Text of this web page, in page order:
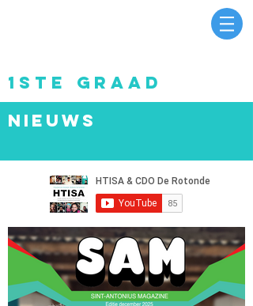
1ste graad
nieuws